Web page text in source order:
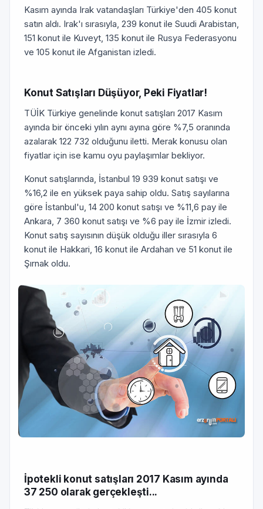
Kasım ayında Irak vatandaşları Türkiye'den 405 konut
satın aldı. Irak'ı sırasıyla, 239 konut ile Suudi Arabistan,
151 konut ile Kuveyt, 135 konut ile Rusya Federasyonu
ve 105 konut ile Afganistan izledi.
Konut Satışları Düşüyor, Peki Fiyatlar!
TÜİK Türkiye genelinde konut satışları 2017 Kasım
ayında bir önceki yılın aynı ayına göre %7,5 oranında
azalarak 122 732 olduğunu iletti. Merak konusu olan
fiyatlar için ise kamu oyu paylaşımlar bekliyor.
Konut satışlarında, İstanbul 19 939 konut satışı ve
%16,2 ile en yüksek paya sahip oldu. Satış sayılarına
göre İstanbul'u, 14 200 konut satışı ve %11,6 pay ile
Ankara, 7 360 konut satışı ve %6 pay ile İzmir izledi.
Konut satış sayısının düşük olduğu iller sırasıyla 6
konut ile Hakkari, 16 konut ile Ardahan ve 51 konut ile
Şırnak oldu.
İpotekli konut satışları 2017 Kasım ayında
37 250 olarak gerçekleşti...